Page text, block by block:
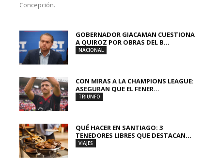
Concepción.
GOBERNADOR GIACAMAN CUESTIONA
A QUIROZ POR OBRAS DEL B...
NACIONAL
CON MIRAS A LA CHAMPIONS LEAGUE:
ASEGURAN QUE EL FENER...
TRIUNFO
QUÉ HACER EN SANTIAGO: 3
TENEDORES LIBRES QUE DESTACAN...
VIAJES